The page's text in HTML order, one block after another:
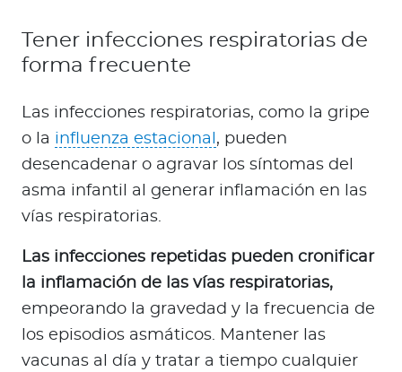
Tener infecciones respiratorias de
forma frecuente
Las infecciones respiratorias, como la gripe
o la influenza estacional , pueden
desencadenar o agravar los síntomas del
asma infantil al generar inflamación en las
vías respiratorias.
Las infecciones repetidas pueden cronificar
la inflamación de las vías respiratorias,
empeorando la gravedad y la frecuencia de
los episodios asmáticos. Mantener las
vacunas al día y tratar a tiempo cualquier